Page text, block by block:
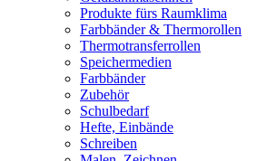
Produkte fürs Raumklima
Farbbänder & Thermorollen
Thermotransferrollen
Speichermedien
Farbbänder
Zubehör
Schulbedarf
Hefte, Einbände
Schreiben